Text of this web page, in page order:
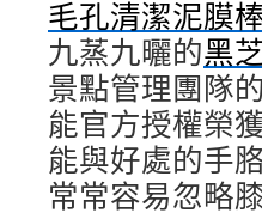
毛孔清潔泥膜
九蒸九曬的黑
景點管理團隊
能官方授權榮
能與好處的手
常常容易忽略